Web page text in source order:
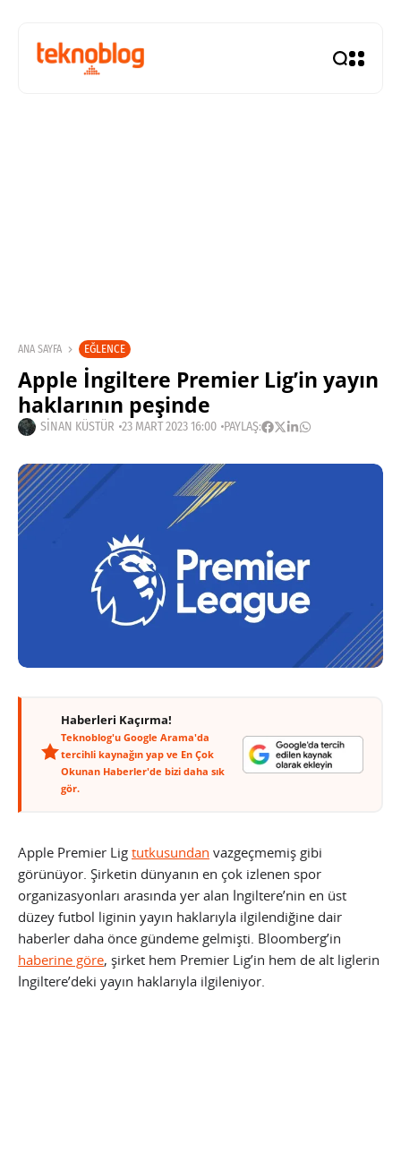
ANA SAYFA EĞLENCE
Apple İngiltere Premier Lig’in yayın
haklarının peşinde
SINAN KÜSTÜR 23 MART 2023 16:00 PAYLAŞ:
Haberleri Kaçırma!
Teknoblog'u Google Arama'da
tercihli kaynağın yap ve En Çok
Okunan Haberler'de bizi daha sık
gör.
Apple Premier Lig tutkusundan vazgeçmemiş gibi
görünüyor. Şirketin dünyanın en çok izlenen spor
organizasyonları arasında yer alan İngiltere’nin en üst
düzey futbol liginin yayın haklarıyla ilgilendiğine dair
haberler daha önce gündeme gelmişti. Bloomberg’in
haberine göre, şirket hem Premier Lig’in hem de alt liglerin
İngiltere’deki yayın haklarıyla ilgileniyor.